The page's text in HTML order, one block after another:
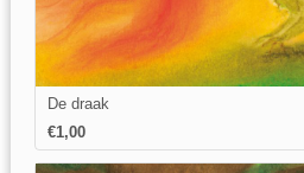
De draak
€1,00